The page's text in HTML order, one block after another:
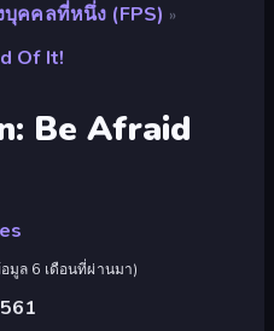
คคลที่หนึ่ง (FPS) »
Of It!
Be Afraid
มูล 6 เดือนที่ผ่านมา)